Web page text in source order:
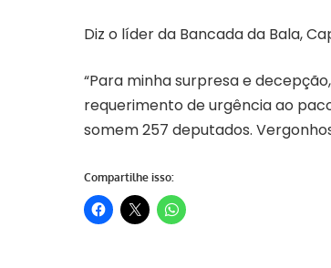
Diz o líder da Bancada da Bala,
“Para minha surpresa e
requerimento de urgência ao
somem 257 deputados.
Compartilhe isso: